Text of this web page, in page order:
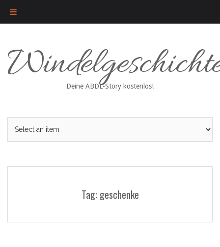
content
Deine ABDL-Story kostenlos!
Tag: geschenke